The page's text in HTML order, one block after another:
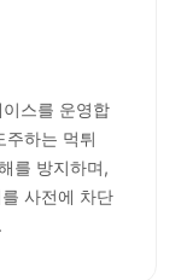
스를 운영합
주하는 먹튀
를 방지하며,
사전에 차단